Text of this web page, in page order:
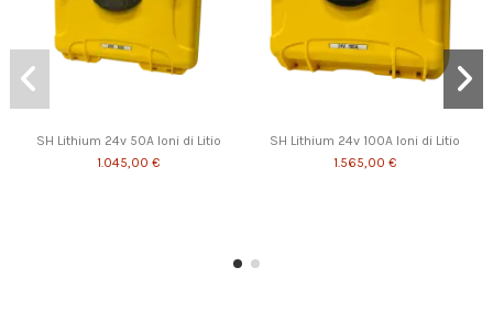
SH Lithium 24v 50A Ioni di Litio
1.045,00 €
SH Lithium 24v 100A Ioni di Litio
1.565,00 €